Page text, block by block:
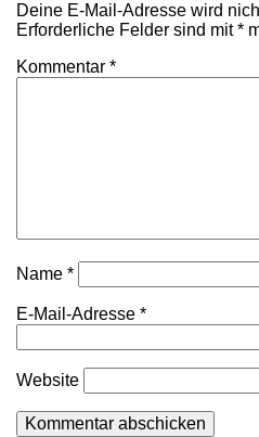
Deine E-Mail-Adresse wird
Erforderliche Felder sind mit*
Kommentar *
Name *
E-Mail-Adresse *
Website